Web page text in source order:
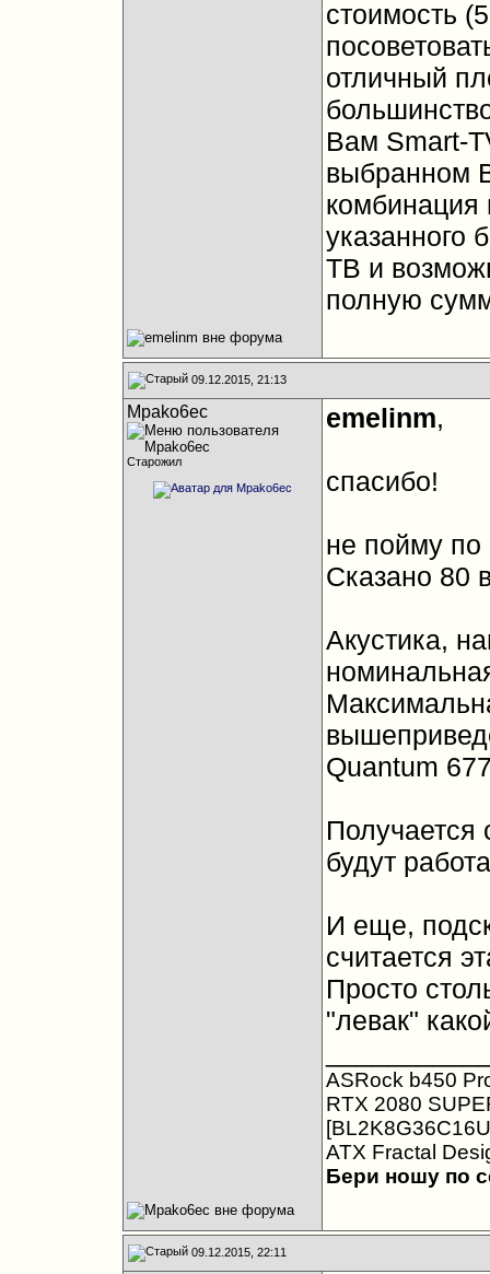
стоимость
отличный
Вам Smart-
выбранном
комбинация
указанного
ТВ и
полную
09.12.2015, 21:13
Mpako6ec
Старожил
emelinm,
спасибо!
не пойму
Сказано 80
Акустика,
Quantum
Получается
будут
И еще,
считается
Просто
"левак"
ASRock b450
RTX 2080
ATX Fractal
Бери ношу по
09.12.2015, 22:11